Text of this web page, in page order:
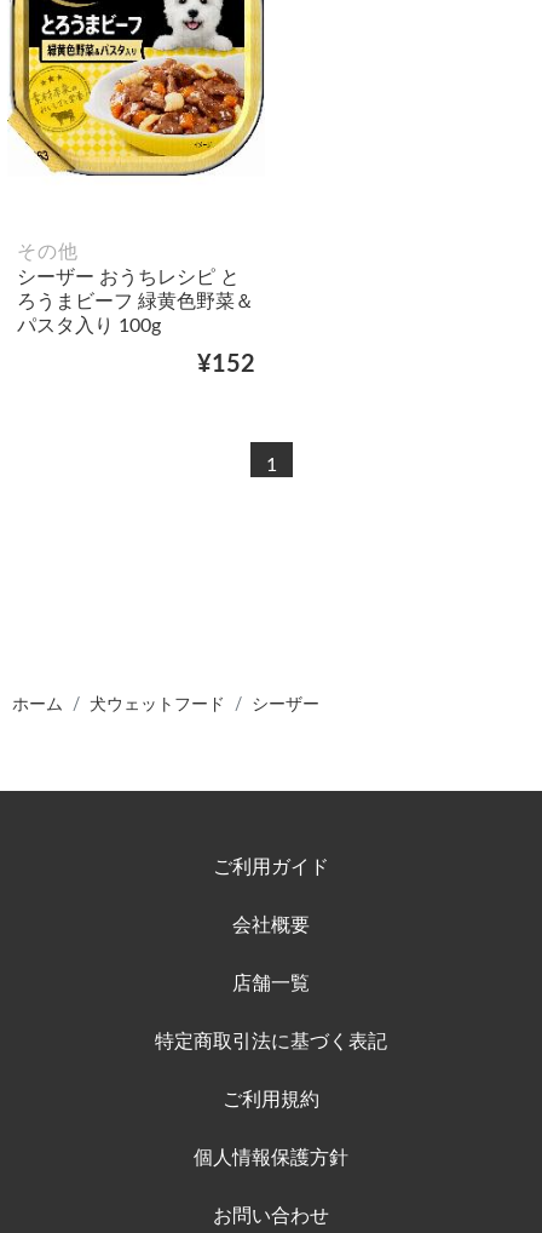
その他
シーザー おうちレシピ と
ろうまビーフ 緑黄色野菜＆
パスタ入り 100g
¥152
1
ホーム 犬ウェットフード シーザー
ご利用ガイド
会社概要
店舗一覧
特定商取引法に基づく表記
ご利用規約
個人情報保護方針
お問い合わせ